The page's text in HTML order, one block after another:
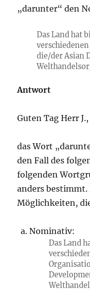
„darunter“ den
Das Land hat
die/der Asian
Antwort
Guten Tag Herr J.,
das Wort
den Fall des
folgenden
anders bestimmt.
Möglichkeiten,
Nominativ:
Das Land